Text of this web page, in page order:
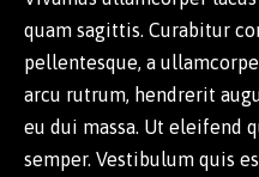
quam sagittis. Curabitur
pellentesque, a
arcu rutrum, hendrerit
eu dui massa. Ut eleifend
semper. Vestibulum quis